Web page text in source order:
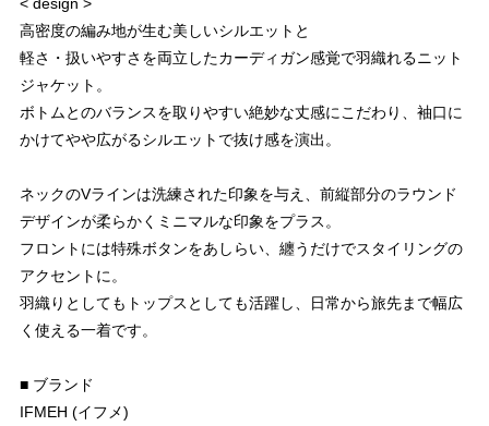
高密度の編み地が生む美しいシルエットと
軽さ・扱いやすさを両立したカーディガン感覚で羽織れるニット
ジャケット。
ボトムとのバランスを取りやすい絶妙な丈感にこだわり、袖口に
かけてやや広がるシルエットで抜け感を演出。
ネックのVラインは洗練された印象を与え、前縦部分のラウンド
デザインが柔らかくミニマルな印象をプラス。
フロントには特殊ボタンをあしらい、纏うだけでスタイリングの
アクセントに。
羽織りとしてもトップスとしても活躍し、日常から旅先まで幅広
く使える一着です。
■ ブランド
IFMEH (イフメ)